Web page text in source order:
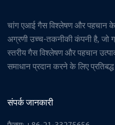
चांग एआई गैस विश्लेषण और पहचान के
अग्रणी उच्च-तकनीकी कंपनी है, जो
स्तरीय गैस विश्लेषण और पहचान
समाधान प्रदान करने के लिए
संपर्क जानकारी